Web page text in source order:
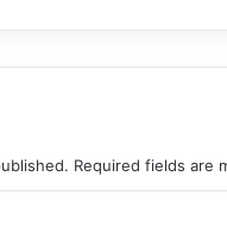
Required fields are